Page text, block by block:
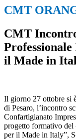
CMT
CMT
il Made in
Il giorno 27 ottobre si
di Pesaro, l’incontro
Confartigianato
progetto formativo del
per il Made in Italy”,